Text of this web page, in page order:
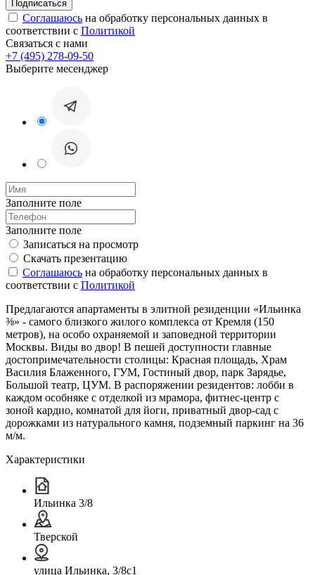
Соглашаюсь на обработку персональных данных в
соответствии с Политикой
Связаться с нами
+7 (495) 278-09-50
Выберите месенджер
Заполните поле
Заполните поле
Записаться на просмотр
Скачать презентацию
Соглашаюсь на обработку персональных данных в
соответствии с Политикой
Предлагаются апартаменты в элитной резиденции «Ильинка
⅜» - самого близкого жилого комплекса от Кремля (150
метров), на особо охраняемой и заповедной территории
Москвы. Виды во двор! В пешей доступности главные
достопримечательности столицы: Красная площадь, Храм
Василия Блаженного, ГУМ, Гостиный двор, парк Зарядье,
Большой театр, ЦУМ. В распоряжении резидентов: лобби в
каждом особняке с отделкой из мрамора, фитнес-центр с
зоной кардио, комнатой для йоги, приватный двор-сад с
дорожками из натурального камня, подземный паркинг на 36
м/м.
Характеристики
Ильинка 3/8
Тверской
улица Ильинка, 3/8с1